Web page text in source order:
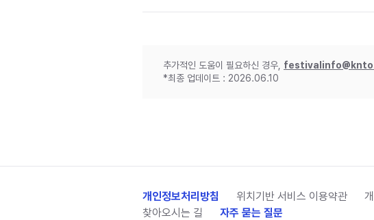
추가적인 도움이 필요하신 경우,
*최종 업데이트 : 2026.06.10
개인정보처리방침 위치기반 서비스 이용약관
찾아오시는 길
자주 묻는 질문